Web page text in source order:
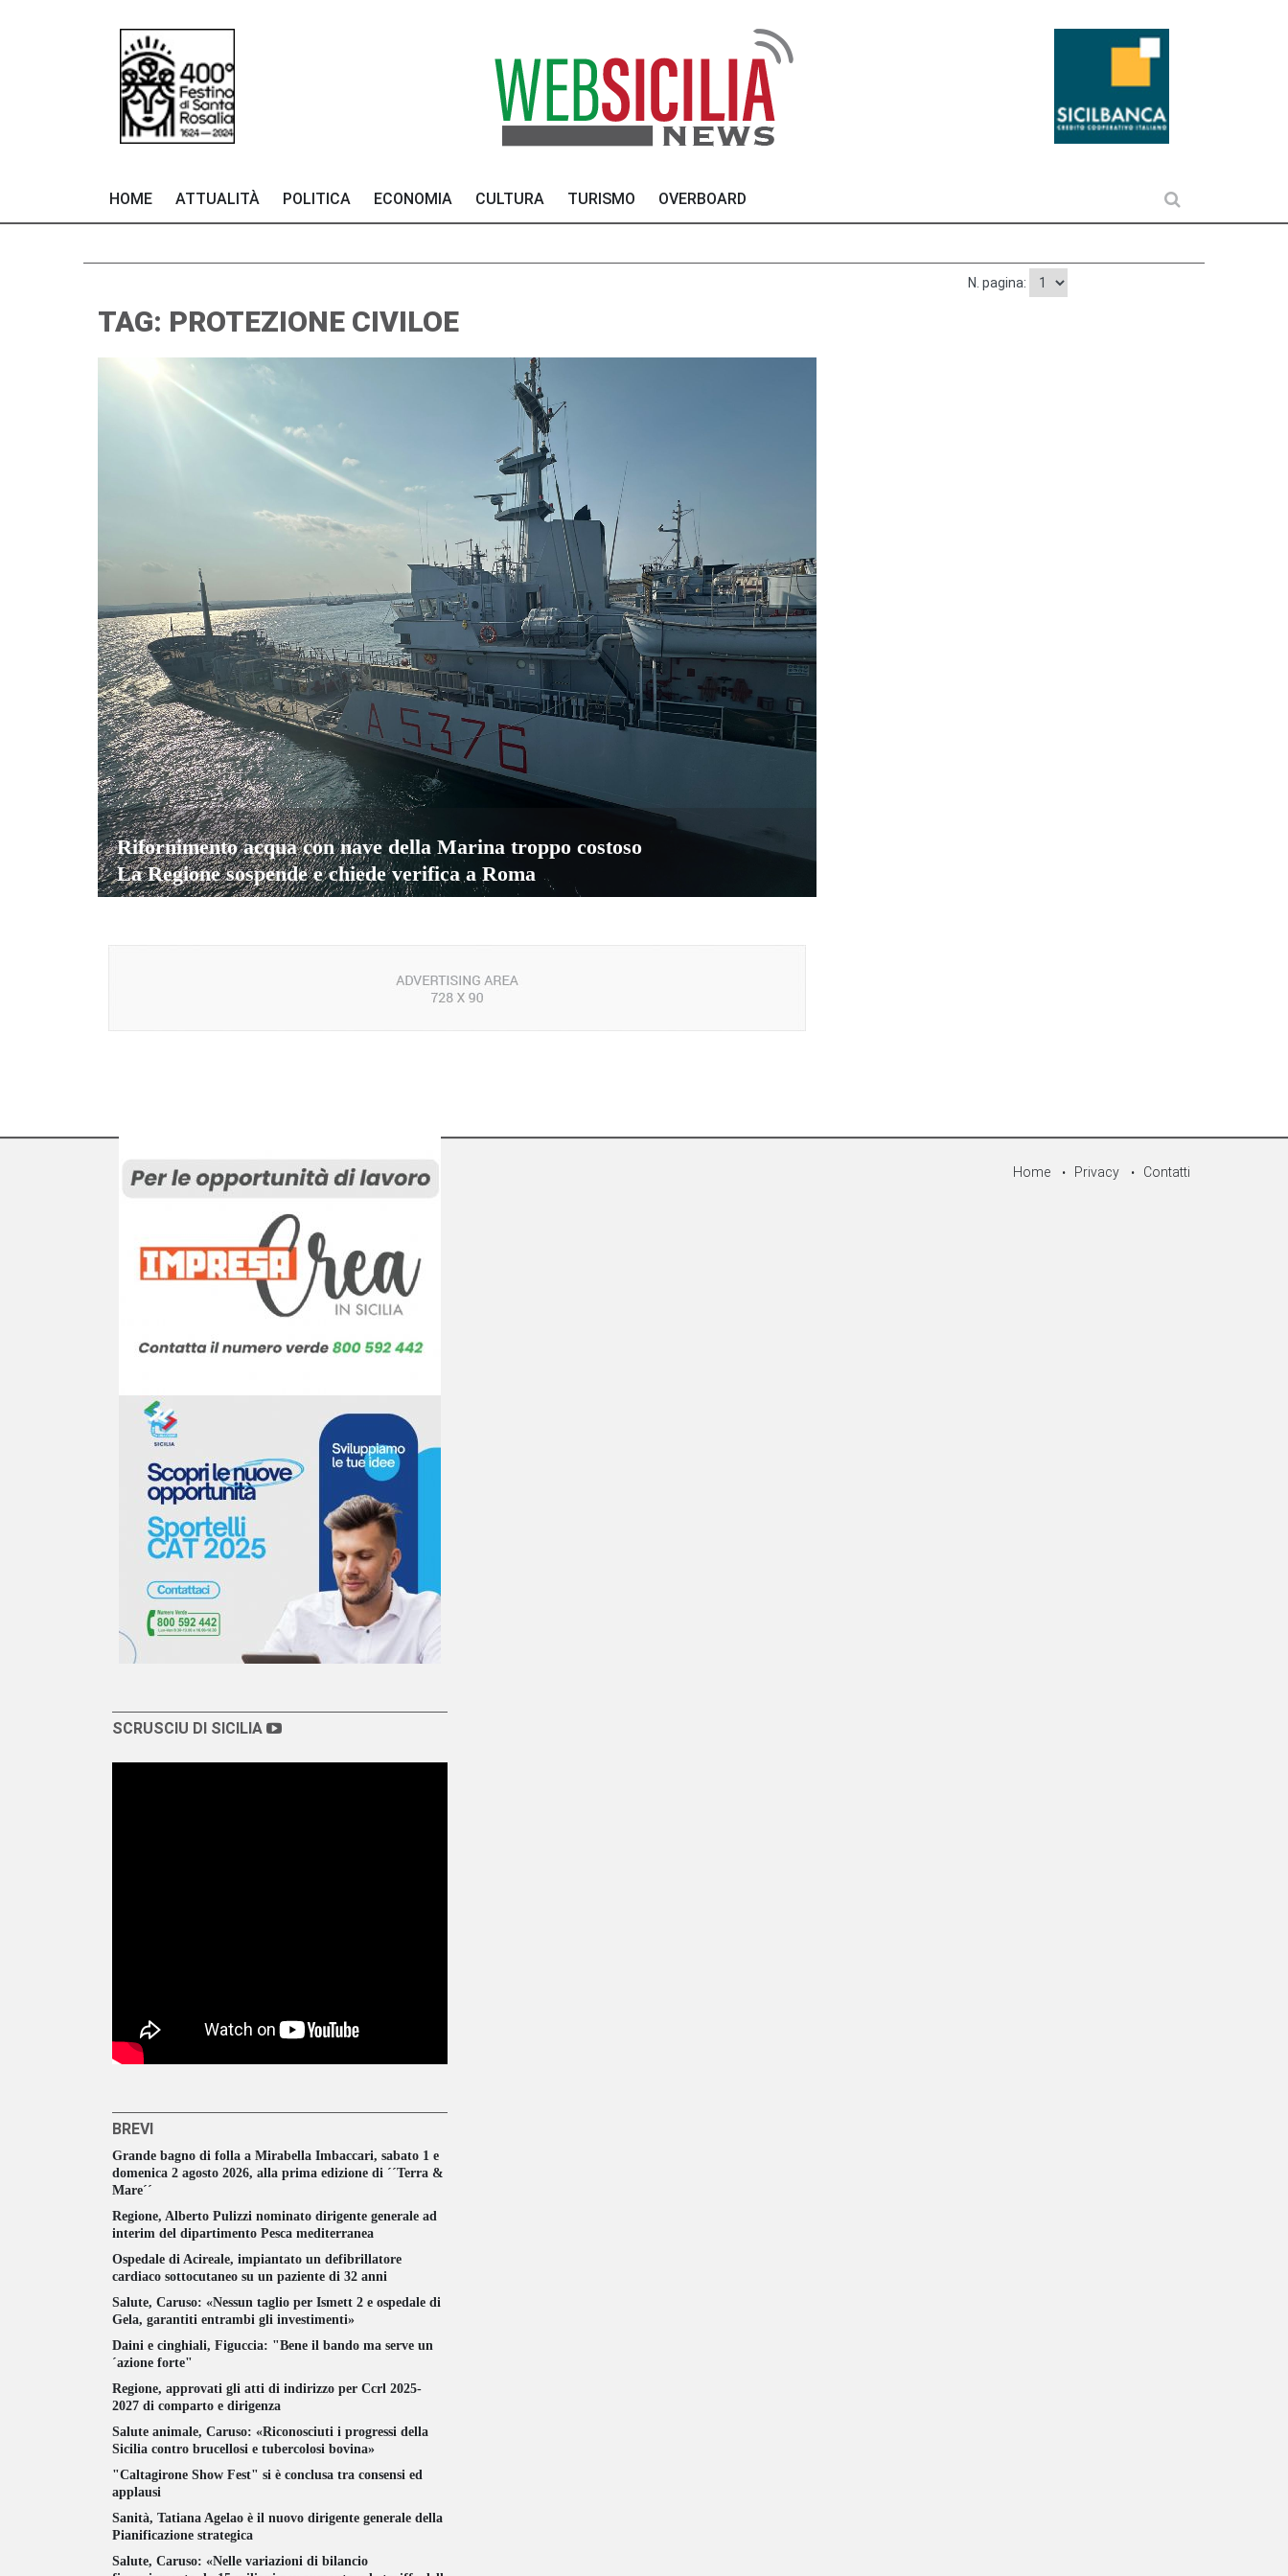
HOME ATTUALITÀ POLITICA ECONOMIA CULTURA TURISMO OVERBOARD
TAG: PROTEZIONE CIVILOE
Rifornimento acqua con nave della Marina troppo costoso
La Regione sospende e chiede verifica a Roma
N. pagina:
SCRUSCIU DI SICILIA
BREVI
Grande bagno di folla a Mirabella Imbaccari, sabato 1 e
domenica 2 agosto 2026, alla prima edizione di ´´Terra &
Mare´´
Regione, Alberto Pulizzi nominato dirigente generale ad
interim del dipartimento Pesca mediterranea
Ospedale di Acireale, impiantato un defibrillatore
cardiaco sottocutaneo su un paziente di 32 anni
Salute, Caruso: «Nessun taglio per Ismett 2 e ospedale di
Gela, garantiti entrambi gli investimenti»
Daini e cinghiali, Figuccia: "Bene il bando ma serve un
´azione forte"
Regione, approvati gli atti di indirizzo per Ccrl 2025-
2027 di comparto e dirigenza
Salute animale, Caruso: «Riconosciuti i progressi della
Sicilia contro brucellosi e tubercolosi bovina»
"Caltagirone Show Fest" si è conclusa tra consensi ed
applausi
Sanità, Tatiana Agelao è il nuovo dirigente generale della
Pianificazione strategica
Salute, Caruso: «Nelle variazioni di bilancio
Home Privacy Contatti